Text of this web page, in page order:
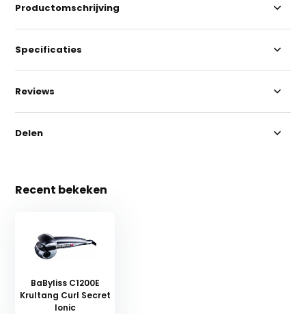
Productomschrijving
Specificaties
Reviews
Delen
Recent bekeken
BaByliss C1200E
Krultang Curl Secret
Ionic